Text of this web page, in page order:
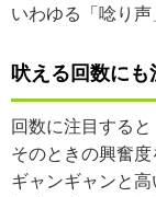
いわゆる「唸り声
吠える回数にも
回数に注目すると
そのときの興奮度
ギャンギャンと高